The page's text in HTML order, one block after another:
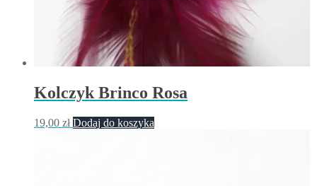
Kolczyk Brinco Rosa
19,00 zł Dodaj do koszyka